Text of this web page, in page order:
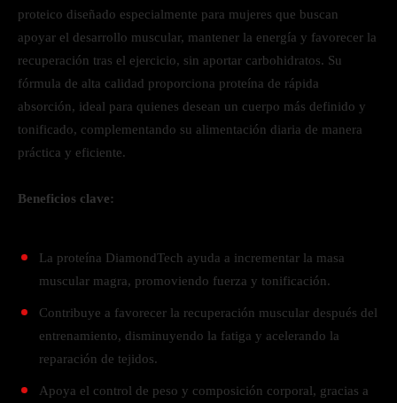
proteico diseñado especialmente para mujeres que buscan
apoyar el desarrollo muscular, mantener la energía y favorecer la
recuperación tras el ejercicio, sin aportar carbohidratos. Su
fórmula de alta calidad proporciona proteína de rápida
absorción, ideal para quienes desean un cuerpo más definido y
tonificado, complementando su alimentación diaria de manera
práctica y eficiente.
Beneficios clave:
La proteína DiamondTech ayuda a incrementar la masa
muscular magra, promoviendo fuerza y tonificación.
Contribuye a favorecer la recuperación muscular después del
entrenamiento, disminuyendo la fatiga y acelerando la
reparación de tejidos.
Apoya el control de peso y composición corporal, gracias a